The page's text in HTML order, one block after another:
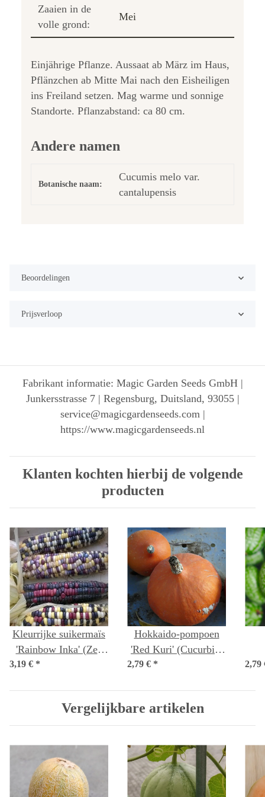
Zaaien in de
volle grond:
Mei
Einjährige Pflanze. Aussaat ab März im Haus,
Pflänzchen ab Mitte Mai nach den Eisheiligen
ins Freiland setzen. Mag warme und sonnige
Standorte. Pflanzabstand: ca 80 cm.
Andere namen
Botanische naam:
Cucumis melo var.
cantalupensis
Beoordelingen
Prijsverloop
Fabrikant informatie: Magic Garden Seeds GmbH |
Junkersstrasse 7 | Regensburg, Duitsland, 93055 |
service@magicgardenseeds.com |
https://www.magicgardenseeds.nl
Klanten kochten hierbij de volgende
producten
Kleurrijke suikermaïs
'Rainbow Inka' (Zea
mays) bio zaad
3,19 € *
Hokkaido-pompoen
'Red Kuri' (Cucurbita
maxima) bio zaad
2,79 € * 2,79
Vergelijkbare artikelen